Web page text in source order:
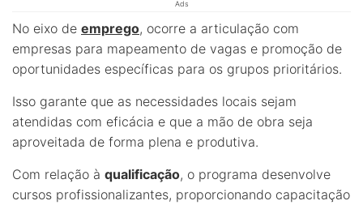
Ads
No eixo de emprego, ocorre a articulação com
empresas para mapeamento de vagas e promoção de
oportunidades específicas para os grupos prioritários.
Isso garante que as necessidades locais sejam
atendidas com eficácia e que a mão de obra seja
aproveitada de forma plena e produtiva.
Com relação à qualificação, o programa desenvolve
cursos profissionalizantes, proporcionando capacitação